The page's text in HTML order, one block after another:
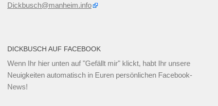
Dickbusch@manheim.info
DICKBUSCH AUF FACEBOOK
Wenn Ihr hier unten auf "Gefällt mir" klickt, habt Ihr unsere
Neuigkeiten automatisch in Euren persönlichen Facebook-
News!